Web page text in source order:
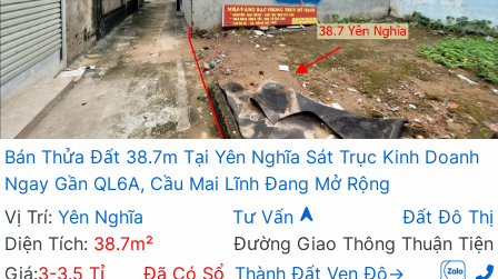
Bán Thửa Đất 38.7m Tại Yên Nghĩa Sát Trục Kinh Doanh
Ngay Gần QL6A, Cầu Mai Lĩnh Đang Mở Rộng
Vị Trí: Yên Nghĩa Tư Vấn
Đất Đô Thị
Diện Tích: 38.7m²
Đường Giao Thông Thuận Tiện
Giá:3-3.5 Tỉ Đã Có Sổ Thành Đất Ven Đô→